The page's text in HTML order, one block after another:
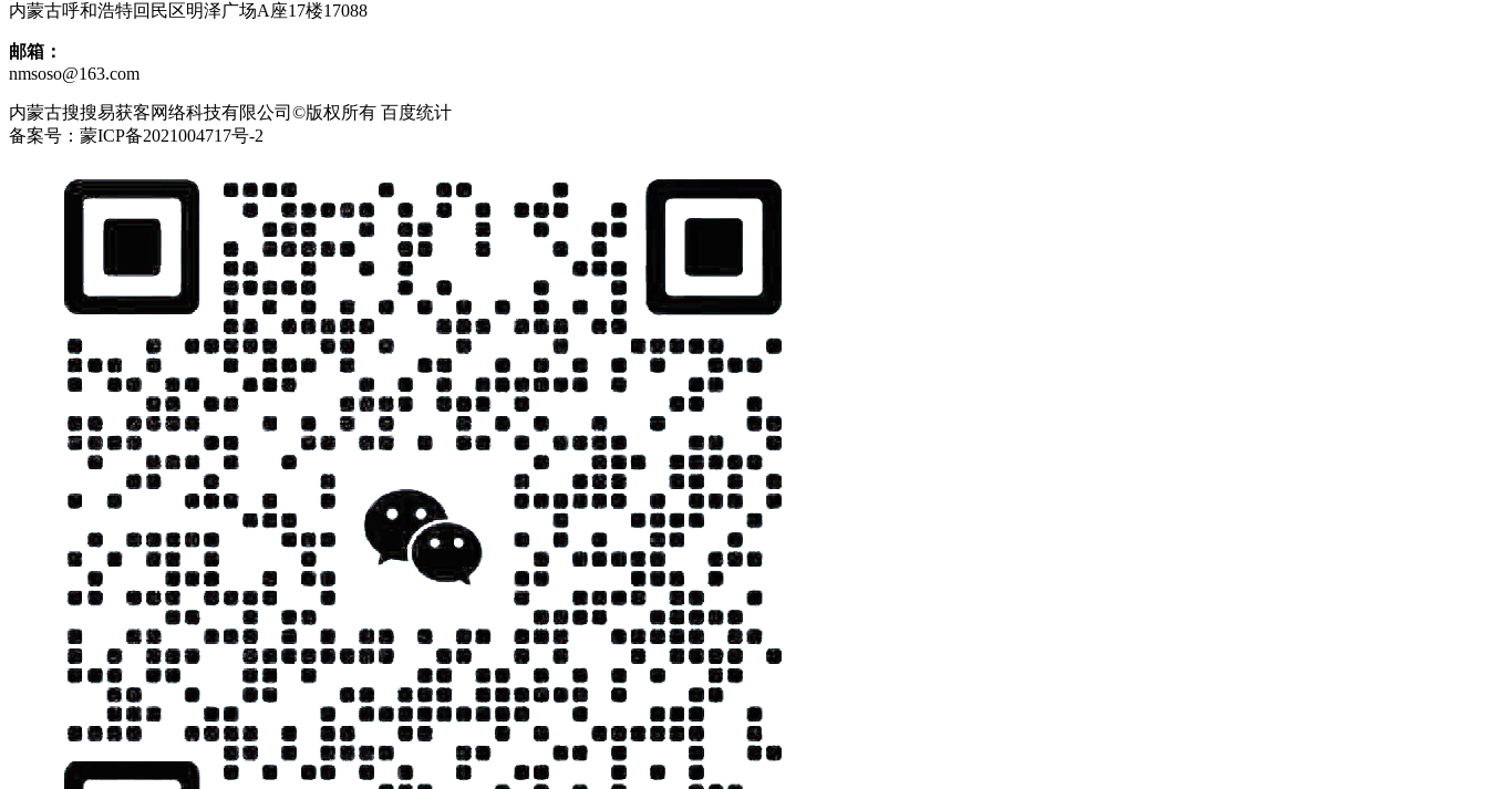
内蒙古呼和浩特回民区明泽广场A座17楼17088
邮箱：
nmsoso@163.com
内蒙古搜搜易获客网络科技有限公司©版权所有 百度统计
备案号：蒙ICP备2021004717号-2